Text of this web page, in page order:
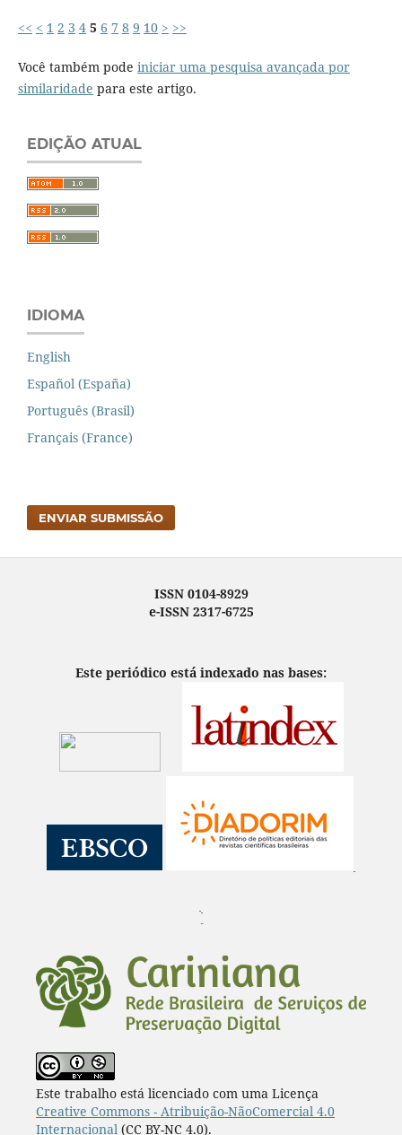
<< < 1 2 3 4 5 6 7 8 9 10 > >>
Você também pode iniciar uma pesquisa avançada por
similaridade para este artigo.
EDIÇÃO ATUAL
IDIOMA
English
Español (España)
Português (Brasil)
Français (France)
ENVIAR SUBMISSÃO
ISSN 0104-8929
e-ISSN 2317-6725
Este periódico está indexado nas bases:
¨
Este trabalho está licenciado com uma Licença
Creative Commons - Atribuição-NãoComercial 4.0
Internacional(CC BY-NC 4.0).